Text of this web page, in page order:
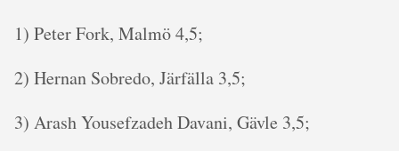
1) Peter Fork, Malmö 4,5;
2) Hernan Sobredo, Järfälla 3,5;
3) Arash Yousefzadeh Davani, Gävle 3,5;